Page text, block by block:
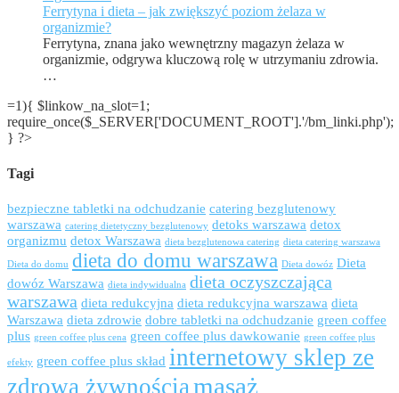
Ferrytyna i dieta – jak zwiększyć poziom żelaza w
organizmie?
Ferrytyna, znana jako wewnętrzny magazyn żelaza w
organizmie, odgrywa kluczową rolę w utrzymaniu zdrowia.
…
=1){ $linkow_na_slot=1;
require_once($_SERVER['DOCUMENT_ROOT'].'/bm_linki.php');
} ?>
Tagi
bezpieczne tabletki na odchudzanie catering bezglutenowy
warszawa catering dietetyczny bezglutenowy detoks warszawa detox
organizmu detox Warszawa dieta bezglutenowa catering dieta catering warszawa
Dieta do domu dieta do domu warszawa Dieta dowóz Dieta
dowóz Warszawa dieta indywidualna dieta oczyszczająca
warszawa dieta redukcyjna dieta redukcyjna warszawa dieta
Warszawa dieta zdrowie dobre tabletki na odchudzanie green coffee
plus green coffee plus cena green coffee plus dawkowanie green coffee plus
efekty green coffee plus skład internetowy sklep ze
zdrową żywnością masaż